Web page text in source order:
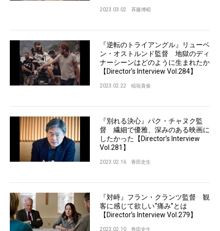
2023.03.02 斉藤博昭
『逆転のトライアングル』リューベ
ン・オストルンド監督 地獄のディ
ナーシーンはどのように生まれたか
【Director’s Interview Vol.284】
2023.02.22 稲垣貴俊
『別れる決心』パク・チャヌク監
督 繊細で優雅、深みのある映画に
したかった【Director’s Interview
Vol.281】
2023.02.16 香田史生
『対峙』フラン・クランツ監督 観
客に感じて欲しい“痛み”とは
【Director’s Interview Vol.279】
2023.02.10 香田史生